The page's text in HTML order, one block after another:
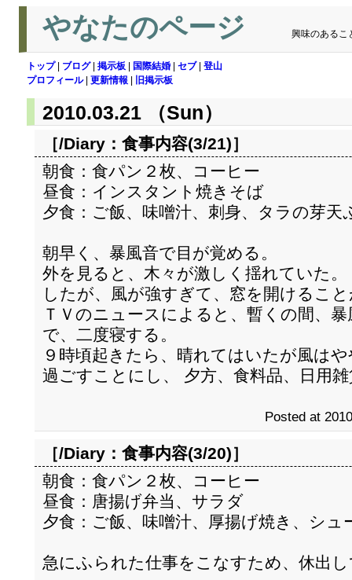
やなたのページ 興味のあるこ
トップ| ブログ| 掲示板 国際結婚 セブ| 登山
プロフィール| 更新情報 旧掲示板
2010.03.21 （Sun）
［/Diary： 食事内容(3/21)］
朝食：食パン２枚、コーヒー
昼食：インスタント焼きそば
夕食：ご飯、味噌汁、刺身、タラの芽天
朝早く、暴風音で目が覚める。
外を見ると、木々が激しく揺れていた
したが、風が強すぎて、窓を開けるこ
ＴＶのニュースによると、暫くの間、
で、二度寝する。
９時頃起きたら、晴れてはいたが風は
過ごすことにし、 夕方、食料品、日用
Posted at
［/Diary： 食事内容(3/20)］
朝食：食パン２枚、コーヒー
昼食：唐揚げ弁当、サラダ
夕食：ご飯、味噌汁、厚揚げ焼き、シュ
急にふられた仕事をこなすため、休出